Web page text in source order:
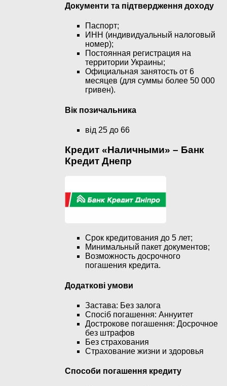
Документи та підтвердження доходу
Паспорт;
ИНН (индивидуальный налоговый
номер);
Постоянная регистрация на
территории Украины;
Официальная занятость от 6
месяцев (для суммы более 50 000
гривен).
Вік позичальника
від 25 до 66
Кредит «Наличными» – Банк
Кредит Днепр
Срок кредитования до 5 лет;
Минимальный пакет документов;
Возможность досрочного
погашения кредита.
Додаткові умови
Застава: Без залога
Спосіб погашення: Aннуитет
Дострокове погашення: Досрочное
без штрафов
Без страхования
Страхование жизни и здоровья
Способи погашення кредиту